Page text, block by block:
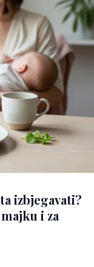
izbjegavati?
i za